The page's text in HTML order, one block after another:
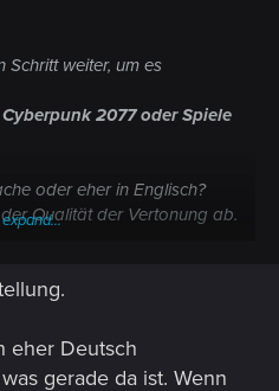
Age Veilguard ).
Ihr Entwickler und
gebt sondern das IHR
, etwas
Spieler aus seiner
kein HELD und
Schritt weiter, um es
2077 oder Spiele
oder eher in Englisch?
Qualität der Vertonung ab.
eher Deutsch
gerade da ist. Wenn